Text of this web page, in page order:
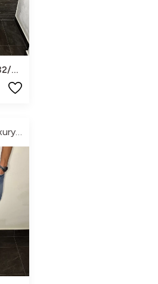
W32/L30
Mañana Luxury🏝️